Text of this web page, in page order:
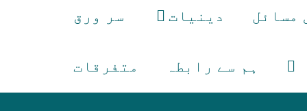
سر ورق دینیات مسائل
متفرقات ہم سے رابطہ